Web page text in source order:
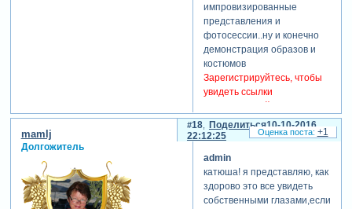
импровизированные
представления и
фотосессии..ну и конечно
демонстрация образов и
костюмов
Зарегистрируйтесь, чтобы
увидеть ссылки
Зарегистрируйтесь, чтобы
увидеть ссылки
Зарегистрируйтесь, чтобы
Зарегистрируйтесь, чтобы
увидеть ссылки
Зарегистрируйтесь, чтобы
увидеть ссылки
Поделиться
18
10-10-2016
22:12:25
mamlj
Долгожитель
admin
катюша! я представляю, как
здорово это все увидеть
собственными глазами,если
+1